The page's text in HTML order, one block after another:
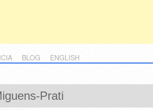
BLOG ENGLISH
Prati